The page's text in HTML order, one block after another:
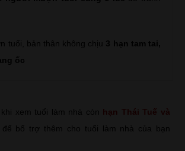
tuổi, bản thân không chịu 3 hạn tam tai,
ốc
xem tuổi làm nhà còn hạn Thái Tuế và
để bổ trợ thêm cho tuổi làm nhà của bạn